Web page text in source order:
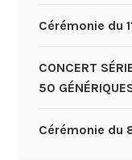
Cérémonie du
CONCERT
50
Cérémonie du